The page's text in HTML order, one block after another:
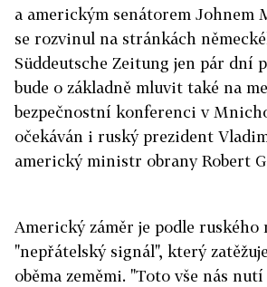
a americkým senátorem Johnem
se rozvinul na stránkách
Süddeutsche Zeitung jen pár dní
bude o základně mluvit také na
bezpečnostní konferenci v
očekáván i ruský prezident
americký ministr obrany Robert
Americký záměr je podle
"nepřátelský signál", který
oběma zeměmi. "Toto vše nás